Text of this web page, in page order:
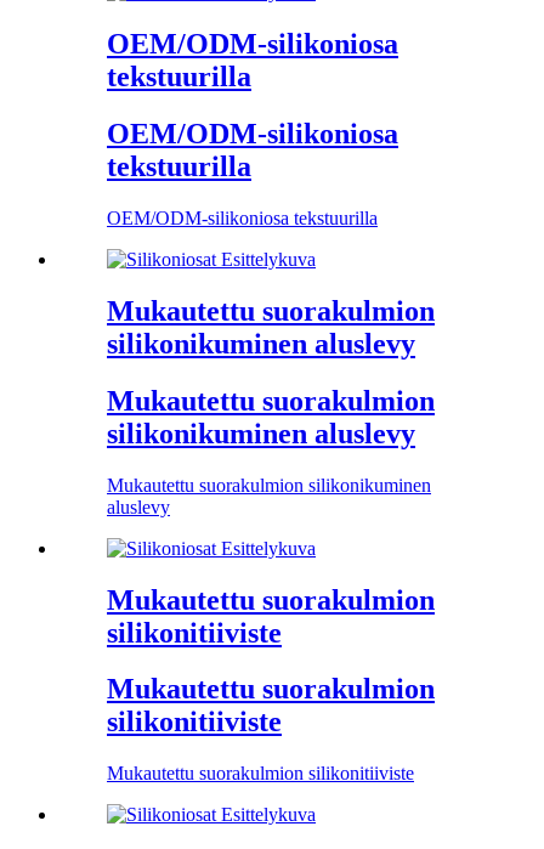
OEM/ODM-silikoniosa
tekstuurilla
OEM/ODM-silikoniosa
tekstuurilla
OEM/ODM-silikoniosa tekstuurilla
Mukautettu suorakulmion
silikonikuminen aluslevy
Mukautettu suorakulmion
silikonikuminen aluslevy
Mukautettu suorakulmion silikonikuminen
aluslevy
Mukautettu suorakulmion
silikonitiiviste
Mukautettu suorakulmion
silikonitiiviste
Mukautettu suorakulmion silikonitiiviste